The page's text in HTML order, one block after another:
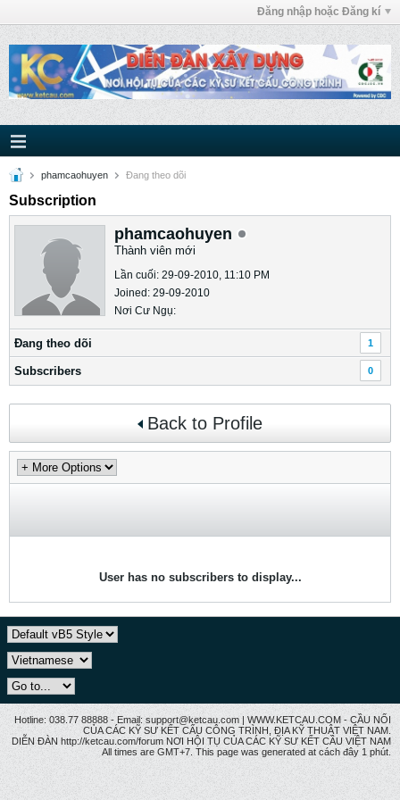
Đăng nhập hoặc Đăng kí
phamcaohuyen Ðang theo dõi
Subscription
phamcaohuyen
Thành viên mới
Lần cuối: 29-09-2010, 11:10 PM
Joined: 29-09-2010
Nơi Cư Ngụ:
Ðang theo dõi 1
Subscribers 0
Back to Profile
User has no subscribers to display...
Hotline: 038.77 88888 - Email: support@ketcau.com | WWW.KETCAU.COM - CẦU NỐI
CỦA CÁC KỸ SƯ KẾT CẤU CÔNG TRÌNH, ĐỊA KỸ THUẬT VIỆT NAM.
DIỄN ĐÀN http://ketcau.com/forum NƠI HỘI TỤ CỦA CÁC KỸ SƯ KẾT CÂU VIỆT NAM
All times are GMT+7. This page was generated at cách đây 1 phút.